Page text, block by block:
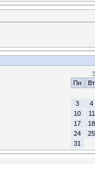
«
Пн
Вт
3
4
10
11
17
18
24
25
31